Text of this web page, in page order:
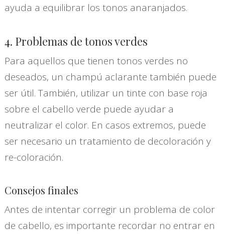
ayuda a equilibrar los tonos anaranjados.
4. Problemas de tonos verdes
Para aquellos que tienen tonos verdes no
deseados, un champú aclarante también puede
ser útil. También, utilizar un tinte con base roja
sobre el cabello verde puede ayudar a
neutralizar el color. En casos extremos, puede
ser necesario un tratamiento de decoloración y
re-coloración.
Consejos finales
Antes de intentar corregir un problema de color
de cabello, es importante recordar no entrar en